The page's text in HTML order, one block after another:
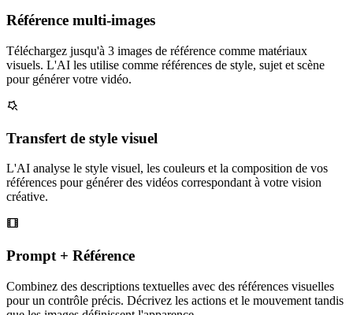
Référence multi-images
Téléchargez jusqu'à 3 images de référence comme matériaux
visuels. L'AI les utilise comme références de style, sujet et scène
pour générer votre vidéo.
Transfert de style visuel
L'AI analyse le style visuel, les couleurs et la composition de vos
références pour générer des vidéos correspondant à votre vision
créative.
Prompt + Référence
Combinez des descriptions textuelles avec des références visuelles
pour un contrôle précis. Décrivez les actions et le mouvement tandis